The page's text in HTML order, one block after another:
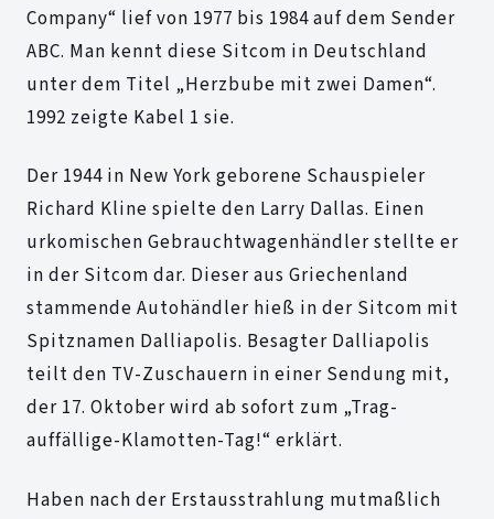
Company“ lief von 1977 bis 1984 auf dem Sender
ABC. Man kennt diese Sitcom in Deutschland
unter dem Titel „Herzbube mit zwei Damen“.
1992 zeigte Kabel 1 sie.
Der 1944 in New York geborene Schauspieler
Richard Kline spielte den Larry Dallas. Einen
urkomischen Gebrauchtwagenhändler stellte er
in der Sitcom dar. Dieser aus Griechenland
stammende Autohändler hieß in der Sitcom mit
Spitznamen Dalliapolis. Besagter Dalliapolis
teilt den TV-Zuschauern in einer Sendung mit,
der 17. Oktober wird ab sofort zum „Trag-
auffällige-Klamotten-Tag!“ erklärt.
Haben nach der Erstausstrahlung mutmaßlich